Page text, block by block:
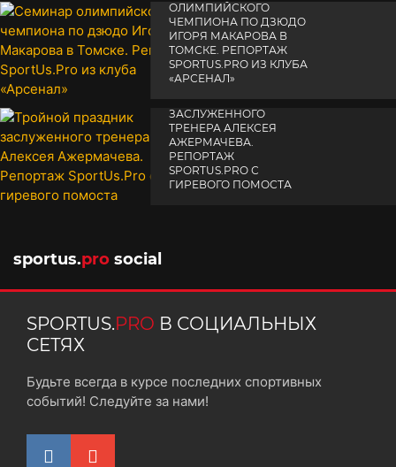
ОЛИМПИЙСКОГО
ЧЕМПИОНА ПО ДЗЮДО
ИГОРЯ МАКАРОВА В
ТОМСКЕ. РЕПОРТАЖ
SPORTUS.PRO ИЗ КЛУБА
«АРСЕНАЛ»
ЗАСЛУЖЕННОГО
ТРЕНЕРА АЛЕКСЕЯ
АЖЕРМАЧЕВА.
РЕПОРТАЖ
SPORTUS.PRO С
ГИРЕВОГО ПОМОСТА
sportus.pro social
SPORTUS.PRO В СОЦИАЛЬНЫХ
СЕТЯХ
Будьте всегда в курсе последних спортивных
событий! Следуйте за нами!